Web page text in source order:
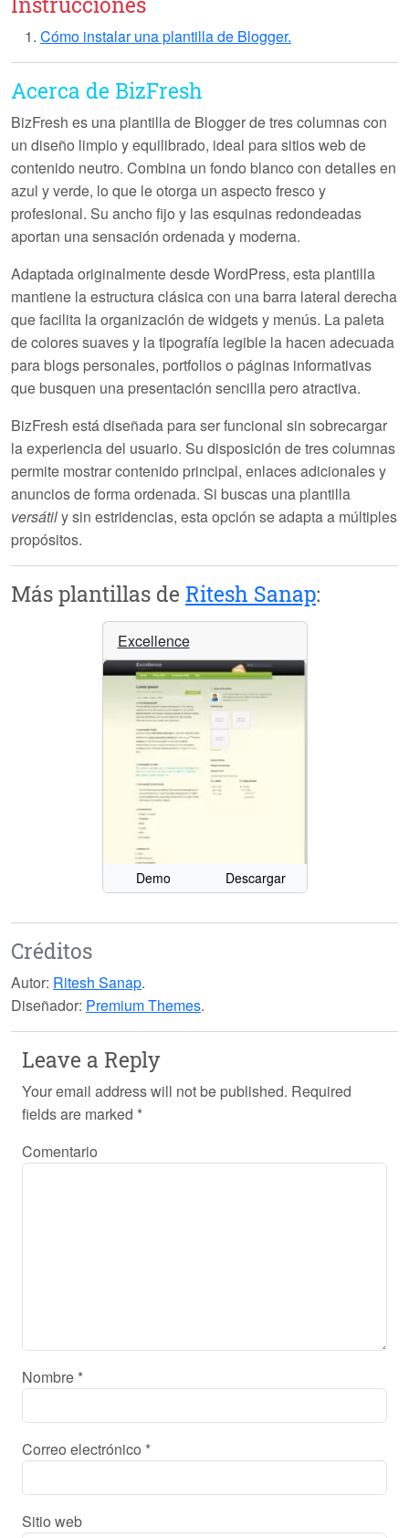
Cómo instalar una plantilla de Blogger.
Acerca de BizFresh
BizFresh es una plantilla de Blogger detres columnascon
un diseño limpio y equilibrado, ideal para sitios web de
contenido neutro. Combina un fondo blanco con detalles en
azul yverde, lo que le otorga un aspecto fresco y
profesional. Su ancho fijo y las esquinas redondeadas
aportan una sensación ordenada y moderna.
Adaptada originalmente desde WordPress, esta plantilla
mantiene la estructura clásica con una barra lateral derecha
que facilita la organización de widgets y menús. La paleta
de colores suaves y la tipografía legible la hacen adecuada
para blogs personales, portfolios o páginas informativas
que busquen una presentación sencilla pero atractiva.
BizFresh está diseñada para ser funcional sin sobrecargar
la experiencia del usuario. Su disposición de tres columnas
permite mostrar contenido principal, enlaces adicionales y
anuncios de forma ordenada. Si buscas una plantilla
versátily sin estridencias, esta opción se adapta a múltiples
propósitos.
Más plantillas de Ritesh Sanap:
Excellence
Demo Descargar
Créditos
Autor: Ritesh Sanap.
Diseñador: Premium Themes.
Leave a Reply
Your email address will not be published. Required
fields are marked *
Comentario
Nombre *
Correo electrónico *
Sitio web